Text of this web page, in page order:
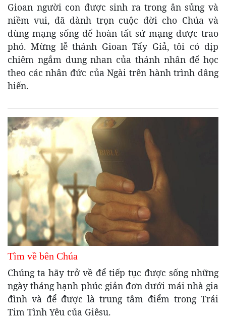
Gioan người con được sinh ra trong ân sủng và
niềm vui, đã dành trọn cuộc đời cho Chúa và
dùng mạng sống để hoàn tất sứ mạng được trao
phó. Mừng lễ thánh Gioan Tẩy Giả, tôi có dịp
chiêm ngắm dung nhan của thánh nhân để học
theo các nhân đức của Ngài trên hành trình dâng
hiến.
Tìm về bên Chúa
Chúng ta hãy trở về để tiếp tục được sống những
ngày tháng hạnh phúc giản đơn dưới mái nhà gia
đình và để được là trung tâm điểm trong Trái
Tim Tình Yêu của Giêsu.